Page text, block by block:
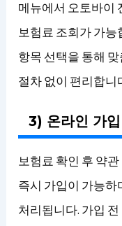
메뉴에서 오토바이
보험료 조회가 가능
항목 선택을 통해
절차 없이 편리합니
3) 온라인 가
보험료 확인 후 약
즉시 가입이 가능
처리됩니다. 가입